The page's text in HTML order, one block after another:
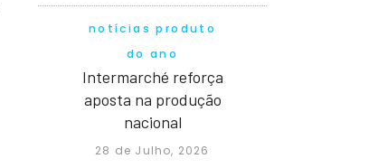
notícias produto
do ano
Intermarché reforça
aposta na produção
nacional
28 de Julho, 2026